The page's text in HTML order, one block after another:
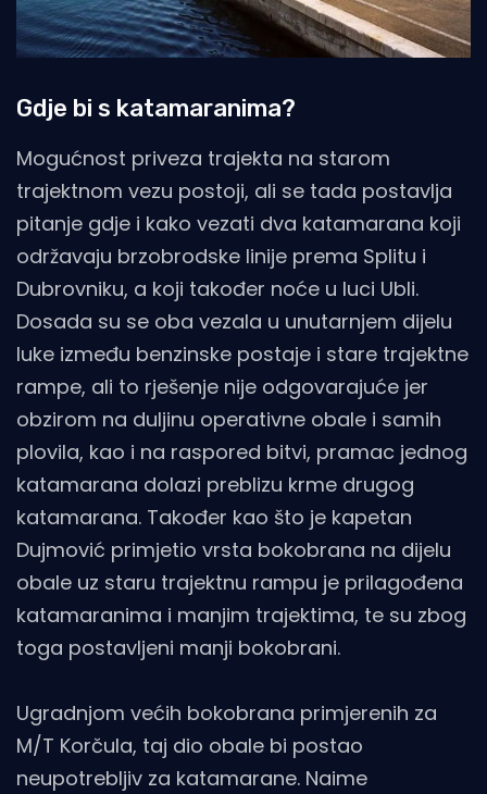
Gdje bi s katamaranima?
Mogućnost priveza trajekta na starom
trajektnom vezu postoji, ali se tada postavlja
pitanje gdje i kako vezati dva katamarana koji
održavaju brzobrodske linije prema Splitu i
Dubrovniku, a koji također noće u luci Ubli.
Dosada su se oba vezala u unutarnjem dijelu
luke između benzinske postaje i stare trajektne
rampe, ali to rješenje nije odgovarajuće jer
obzirom na duljinu operativne obale i samih
plovila, kao i na raspored bitvi, pramac jednog
katamarana dolazi preblizu krme drugog
katamarana. Također kao što je kapetan
Dujmović primjetio vrsta bokobrana na dijelu
obale uz staru trajektnu rampu je prilagođena
katamaranima i manjim trajektima, te su zbog
toga postavljeni manji bokobrani.
Ugradnjom većih bokobrana primjerenih za
M/T Korčula, taj dio obale bi postao
neupotrebljiv za katamarane. Naime